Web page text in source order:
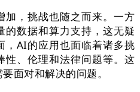
，挑战也随之而来。一方
数据和算力支持，这无疑
，AI的应用也面临着诸多挑
性、伦理和法律问题等。这
面对和解决的问题。